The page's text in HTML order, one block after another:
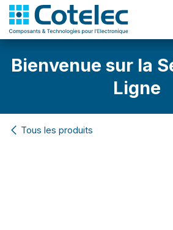
Bienvenue sur la
Ligne
Tous les produits